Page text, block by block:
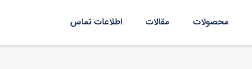
محصولات مقالات اطلاعات تماس